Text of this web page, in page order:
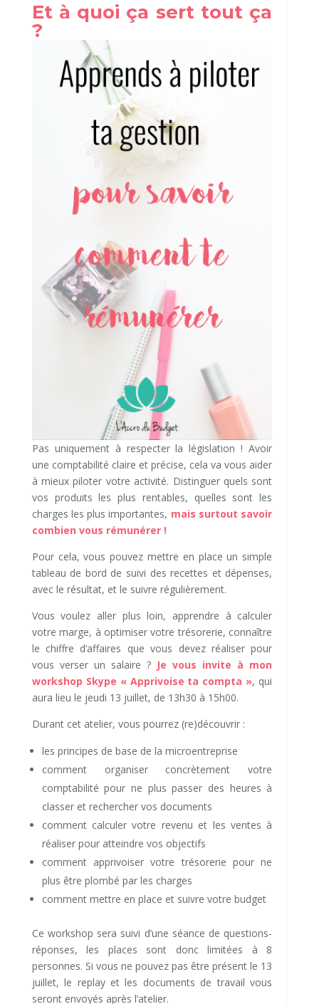
Et à quoi ça sert tout ça
?
Pas uniquement à respecter la législation ! Avoir
une comptabilité claire et précise, cela va vous aider
à mieux piloter votre activité. Distinguer quels sont
vos produits les plus rentables, quelles sont les
charges les plus importantes, mais surtout savoir
combien vous rémunérer !
Pour cela, vous pouvez mettre en place un simple
tableau de bord de suivi des recettes et dépenses,
avec le résultat, et le suivre régulièrement.
Vous voulez aller plus loin, apprendre à calculer
votre marge, à optimiser votre trésorerie, connaître
le chiffre d’affaires que vous devez réaliser pour
vous verser un salaire ? Je vous invite à mon
workshop Skype « Apprivoise ta compta », qui
aura lieu le jeudi 13 juillet, de 13h30 à 15h00.
Durant cet atelier, vous pourrez (re)découvrir :
les principes de base de la microentreprise
comment organiser concrètement votre
comptabilité pour ne plus passer des heures à
classer et rechercher vos documents
comment calculer votre revenu et les ventes à
réaliser pour atteindre vos objectifs
comment apprivoiser votre trésorerie pour ne
plus être plombé par les charges
comment mettre en place et suivre votre budget
Ce workshop sera suivi d’une séance de questions-
réponses, les places sont donc limitées à 8
personnes. Si vous ne pouvez pas être présent le 13
juillet, le replay et les documents de travail vous
seront envoyés après l’atelier.